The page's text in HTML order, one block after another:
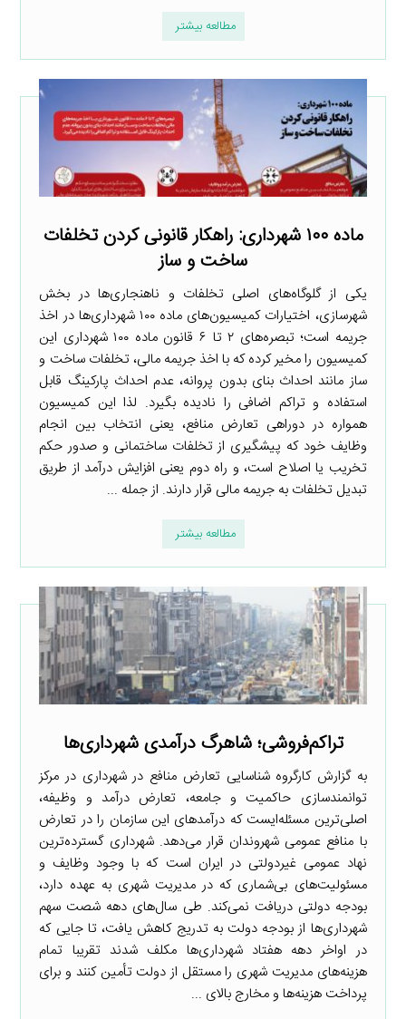
مطالعه بیشتر
ماده ۱۰۰ شهرداری: راهکار قانونی کردن تخلفات
ساخت و ساز
یکی از گلوگاه‌های اصلی تخلفات و ناهنجاری‌ها در بخش
شهرسازی، اختیارات کمیسیون‌های ماده ۱۰۰ شهرداری‌ها در اخذ
جریمه است؛ تبصره‌های ۲ تا ۶ قانون ماده ۱۰۰ شهرداری این
کمیسیون را مخیر کرده که با اخذ جریمه مالی، تخلفات ساخت و
ساز مانند احداث بنای بدون پروانه، عدم احداث پارکینگ قابل
استفاده و تراکم اضافی را نادیده بگیرد. لذا این کمیسیون
همواره در دوراهی تعارض منافع، یعنی انتخاب بین انجام
وظایف خود که پیشگیری از تخلفات ساختمانی و صدور حکم
تخریب یا اصلاح است، و راه دوم یعنی افزایش درآمد از طریق
تبدیل تخلفات به جریمه مالی قرار دارند. از جمله ...
مطالعه بیشتر
تراکم‌فروشی؛ شاهرگ درآمدی شهرداری‌ها
به گزارش کارگروه شناسایی تعارض منافع در شهرداری در مرکز
توانمندسازی حاکمیت و جامعه، تعارض درآمد و وظیفه،
اصلی‌ترین مسئله‌ایست که درآمدهای این سازمان را در تعارض
با منافع عمومی شهروندان قرار می‌دهد. شهرداری گسترده‌ترین
نهاد عمومی غیردولتی در ایران است که با وجود وظایف و
مسئولیت‌های بی‌شماری که در مدیریت شهری به عهده دارد،
بودجه دولتی دریافت نمی‌کند. طی سال‌های دهه شصت سهم
شهرداری‌ها از بودجه دولت به تدریج کاهش یافت، تا جایی که
در اواخر دهه هفتاد شهرداری‌ها مکلف شدند تقریبا تمام
هزینه‌های مدیریت شهری را مستقل از دولت تأمین کنند و برای
پرداخت هزینه‌ها و مخارج بالای ...